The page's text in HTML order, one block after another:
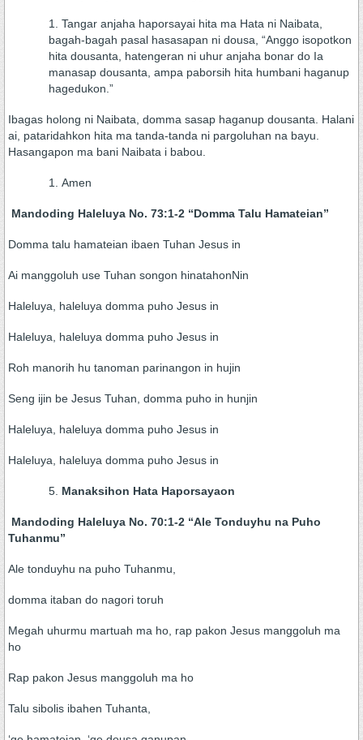
Tangar anjaha haporsayai hita ma Hata ni Naibata,
bagah-bagah pasal hasasapan ni dousa, “Anggo isopotkon
hita dousanta, hatengeran ni uhur anjaha bonar do Ia
manasap dousanta, ampa paborsih hita humbani haganup
hagedukon.”
Ibagas holong ni Naibata, domma sasap haganup dousanta. Halani
ai, pataridahkon hita ma tanda-tanda ni pargoluhan na bayu.
Hasangapon ma bani Naibata i babou.
Amen
Mandoding Haleluya No. 73:1-2 “Domma Talu Hamateian”
Domma talu hamateian ibaen Tuhan Jesus in
Ai manggoluh use Tuhan songon hinatahonNin
Haleluya, haleluya domma puho Jesus in
Haleluya, haleluya domma puho Jesus in
Roh manorih hu tanoman parinangon in hujin
Seng ijin be Jesus Tuhan, domma puho in hunjin
Haleluya, haleluya domma puho Jesus in
Haleluya, haleluya domma puho Jesus in
Manaksihon Hata Haporsayaon
Mandoding Haleluya No. 70:1-2 “Ale Tonduyhu na Puho
Tuhanmu”
Ale tonduyhu na puho Tuhanmu,
domma itaban do nagori toruh
Megah uhurmu martuah ma ho, rap pakon Jesus manggoluh ma
ho
Rap pakon Jesus manggoluh ma ho
Talu sibolis ibahen Tuhanta,